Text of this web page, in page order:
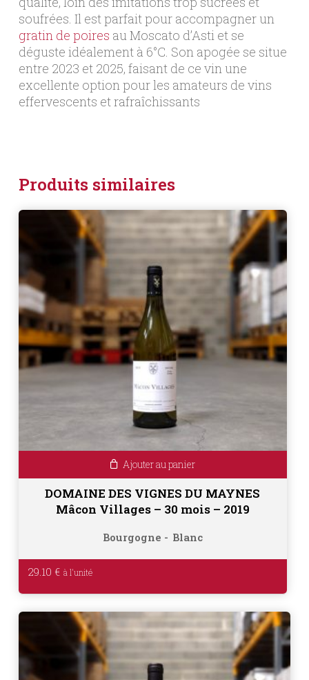
soufrées. Il est parfait pour accompagner un
gratin de poires au Moscato d’Asti et se
déguste idéalement à 6°C. Son apogée se situe
entre 2023 et 2025, faisant de ce vin une
excellente option pour les amateurs de vins
effervescents et rafraîchissants
Produits similaires
Ajouter au panier
DOMAINE DES VIGNES DU MAYNES
Mâcon Villages – 30 mois – 2019
Bourgogne Blanc
29.10 €